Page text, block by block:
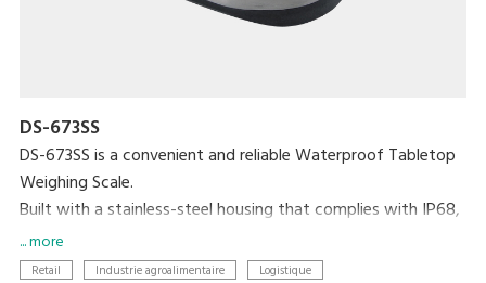
DS-673SS
DS-673SS is a convenient and reliable Waterproof Tabletop
Weighing Scale.
Built with a stainless-steel housing that complies with IP68,
this scale is totally waterproof and washable, making it the
perfect choice for any environment. The bright LED display
... more
Retail Industrie agroalimentaire Logistique